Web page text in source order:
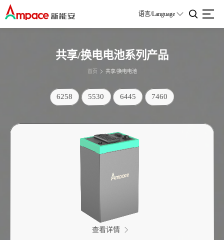
语言/Language
首页 共享/换电电池
共享/换电电池系列产品
6258 5530 6445 7460
查看详情